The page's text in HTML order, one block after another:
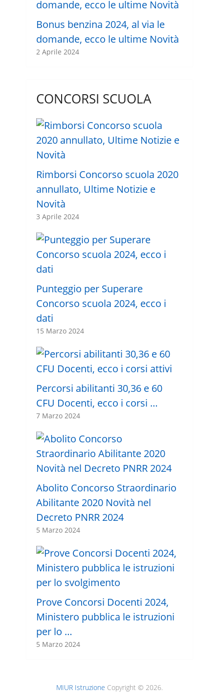
Bonus benzina 2024, al via le
domande, ecco le ultime Novità
2 Aprile 2024
CONCORSI SCUOLA
Rimborsi Concorso scuola 2020
annullato, Ultime Notizie e
Novità
3 Aprile 2024
Punteggio per Superare
Concorso scuola 2024, ecco i
dati
15 Marzo 2024
Percorsi abilitanti 30,36 e 60
CFU Docenti, ecco i corsi …
7 Marzo 2024
Abolito Concorso Straordinario
Abilitante 2020 Novità nel
Decreto PNRR 2024
5 Marzo 2024
Prove Concorsi Docenti 2024,
Ministero pubblica le istruzioni
per lo …
5 Marzo 2024
MIUR Istruzione Copyright © 2026.